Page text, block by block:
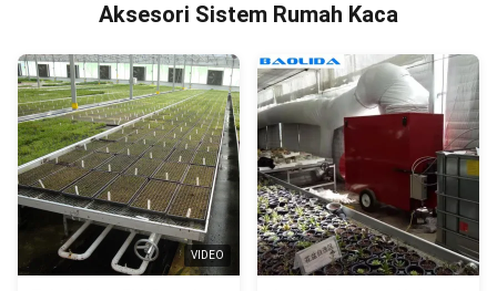
Aksesori Sistem Rumah Kaca
VIDEO